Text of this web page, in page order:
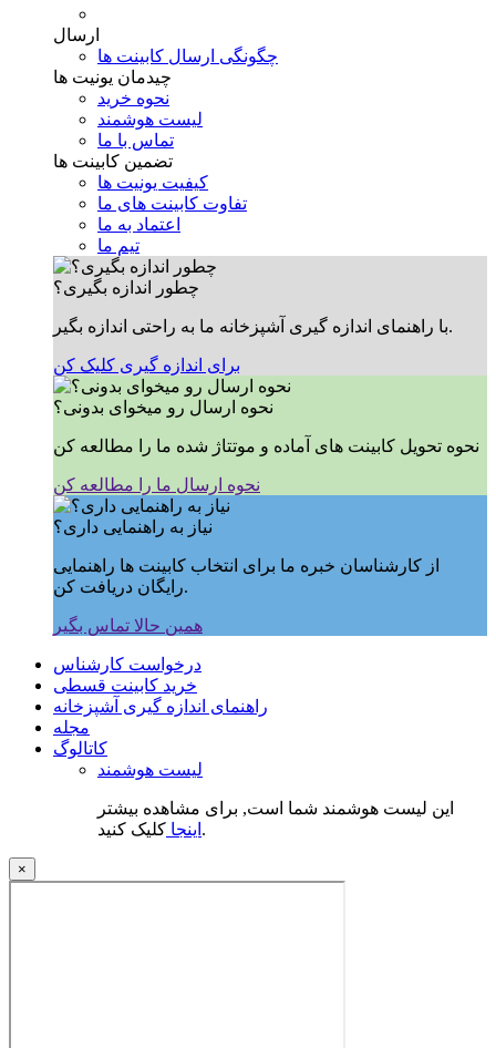
ارسال
چگونگی ارسال کابینت ها
چیدمان یونیت ها
نحوه خرید
لیست هوشمند
تماس با ما
تضمین کابینت ها
کیفیت یونیت ها
تفاوت کابینت های ما
اعتماد به ما
تیم ما
چطور اندازه بگیری؟
با راهنمای اندازه گیری آشپزخانه ما به راحتی اندازه بگیر.
برای اندازه گیری کلیک کن
نحوه ارسال رو میخوای بدونی؟
نحوه تحویل کابینت های آماده و موتتاژ شده ما را مطالعه کن
نحوه ارسال ما را مطالعه کن
نیاز به راهنمایی داری؟
از کارشناسان خبره ما برای انتخاب کابینت ها راهنمایی
رایگان دریافت کن.
همین حالا تماس بگیر
درخواست کارشناس
خرید کابینت قسطی
راهنمای اندازه گیری آشپزخانه
مجله
کاتالوگ
لیست هوشمند
این لیست هوشمند شما است, برای مشاهده بیشتر
اینجا کلیک کنید.
×